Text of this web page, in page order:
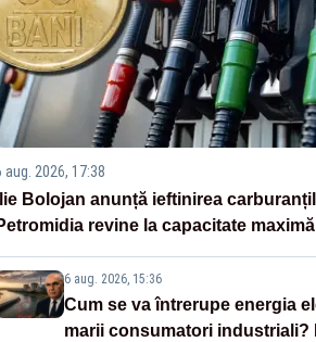
aug. 2026, 17:38
Bolojan anunță ieftinirea
revine la capacitate maximă
6 aug. 2026, 15:36
Cum se va întrerupe energia
marii consumatori industriali?